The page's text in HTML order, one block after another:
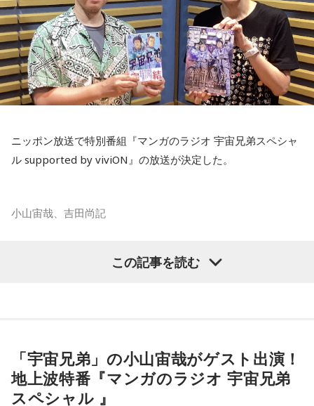
【9位】牡羊座（おひつじ座）
他者に期待しすぎず、何かやってくれたことに対して喜べる
と上手くいきそう。自分の心のあり方や時間の使い方を見直
してみて。仕事場などの掃除をすれば集中力がアップできる
ようです。
【10位】双子座（ふたご座）
です。美を感じられると、トゲトゲした気持ちも丸くなりそ
う。今日は、日ごろからお世話になっている人や大切な人と
の時間を大切にしてみて。
いろいろ気になってくるようなので、「無」になれるような
との他愛のない会話を楽しむのもアリ。
な音楽を聞くのもおすすめ。
【今日の一言メッセージ】
立秋が過ぎ、今日はお盆休み中の方も多い時期。13日の新月
誘われたことが、大切な記憶として残っているそうです。
友人たちと夜更かしをしながら、大きな天体望遠鏡で眺めた
星空。
「あれが北斗七星」「あっちが○○座だよ」と目を輝かせなが
られました。
その後、K君のお父さんに連れて行ってもらった清里で見た星
当時はスマホもなく、写真を撮ることもできませんでした。
柏原収史も、友達の家に泊まり、夜更かしをしながら星空を
見るという夏休みならではの体験に触れながら、「記憶に焼
きつく景色」について語りました。
ニッポン放送で特別番組『マンガのラジオ 宇宙兄弟スペシャ
ル supported by viviON』の放送が決定した。
小山宙哉、吉田尚記
パーソナリティを務め、漫画にまつわるゲストを迎えるポッ
18年に及ぶ「宇宙兄弟」の連載完結のタイミングでの出演と
なり、「宇宙兄弟」誕生のエピソードや「キャラクターに出
会う」というキャラクター造形について、ストーリーの発想
この記事を読む
「宇宙兄弟」の小山宙哉がゲスト出演！
地上波特番『マンガのラジオ 宇宙兄弟
スペシャル 』